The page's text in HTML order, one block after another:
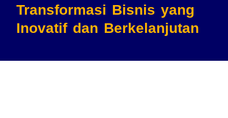
Transformasi Bisnis yang
Inovatif dan Berkelanjutan